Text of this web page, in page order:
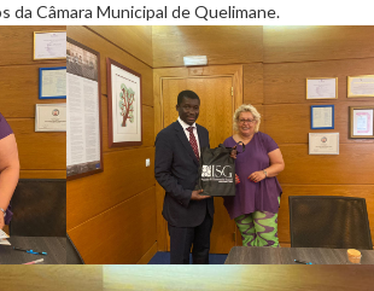
da Câmara Municipal de Quelimane.